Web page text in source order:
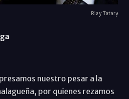
Riay Tatary
nuestro pesar a la
por quienes rezamos